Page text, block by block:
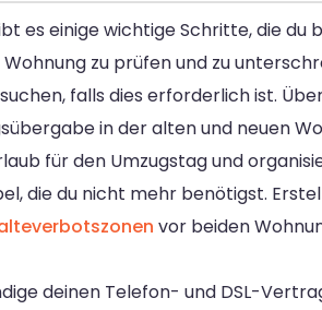
es einige wichtige Schritte, die du
zu prüfen und zu
falls dies erforderlich ist.
in der alten und neuen
für den Umzugstag und
die du nicht mehr benötigst.
vor beiden
deinen Telefon- und DSL-